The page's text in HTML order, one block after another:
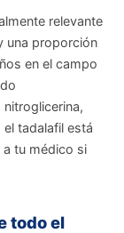
relevante
una proporción
en el campo
tadalafil está
a tu médico si
todo el